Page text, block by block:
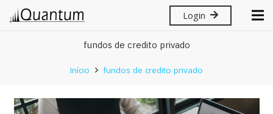
Login
fundos de credito privado
Início fundos de credito privado